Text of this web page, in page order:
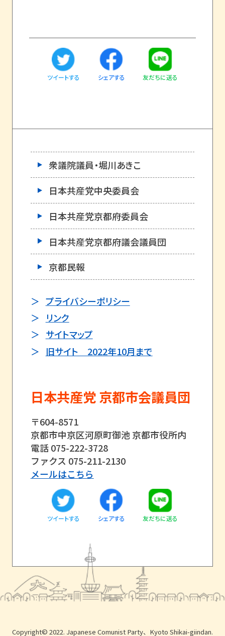
ツイートする シェアする 友だちに送る
日本共産党 京都市会議員団
〒604-8571
京都市中京区河原町御池 京都市役所内
電話 075-222-3728
ファクス 075-211-2130
メールはこちら
ツイートする シェアする 友だちに送る
衆議院議員・堀川あきこ
日本共産党中央委員会
日本共産党京都府委員会
日本共産党京都府議会議員団
京都民報
プライバシーポリシー
リンク
サイトマップ
旧サイト 2022年10月まで
Copyright© 2022. Japanese Comunist Party、Kyoto Shikai-giindan.